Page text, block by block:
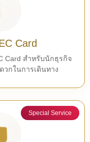
Card
Card สำหรับนักธุรกิจ
วกในการเดินทาง
Special Service